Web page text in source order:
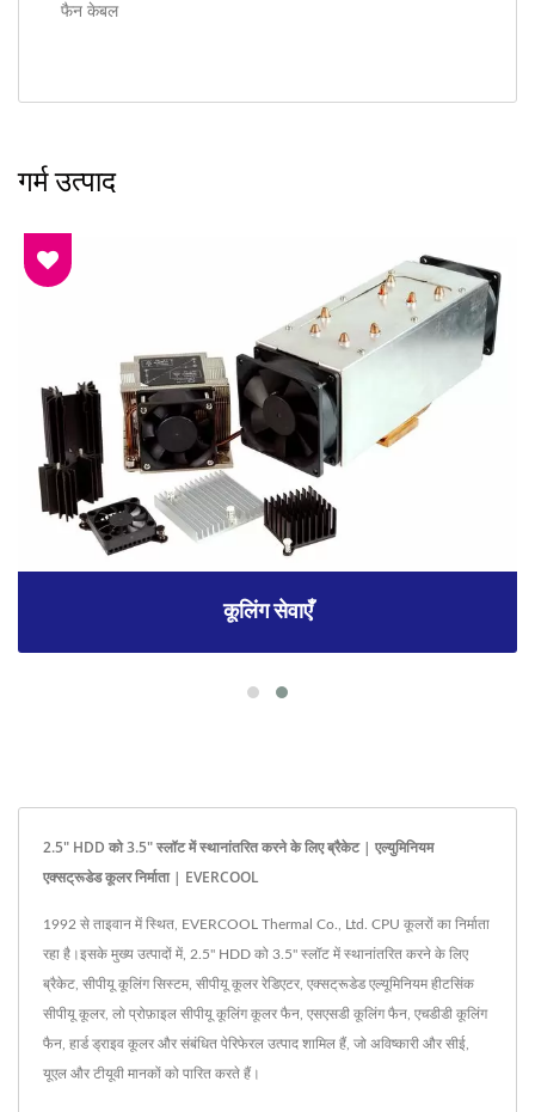
फैन केबल
गर्म उत्पाद
कूलिंग सेवाएँ
2.5" HDD को 3.5" स्लॉट में स्थानांतरित करने के लिए ब्रैकेट | एल्युमिनियम
एक्सट्रूडेड कूलर निर्माता | EVERCOOL
1992 से ताइवान में स्थित, EVERCOOL Thermal Co., Ltd. CPU कूलरों का निर्माता
रहा है।इसके मुख्य उत्पादों में, 2.5" HDD को 3.5" स्लॉट में स्थानांतरित करने के लिए
ब्रैकेट, सीपीयू कूलिंग सिस्टम, सीपीयू कूलर रेडिएटर, एक्सट्रूडेड एल्यूमिनियम हीटसिंक
सीपीयू कूलर, लो प्रोफ़ाइल सीपीयू कूलिंग कूलर फैन, एसएसडी कूलिंग फैन, एचडीडी कूलिंग
फैन, हार्ड ड्राइव कूलर और संबंधित पेरिफेरल उत्पाद शामिल हैं, जो अविष्कारी और सीई,
यूएल और टीयूवी मानकों को पारित करते हैं।